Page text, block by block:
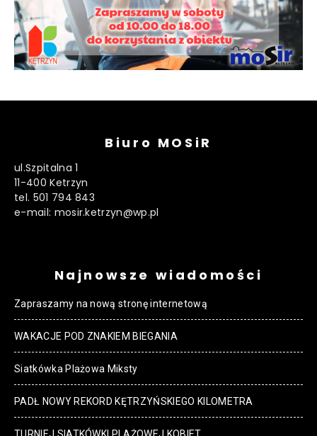
Biuro MOSiR
ul.Szpitalna 1
11-400 Ketrzyn
tel. 501 794 843
e-mail: mosir.ketrzyn@wp.pl
Najnowsze wiadomości
Zapraszamy na nową stronę internetową
WAKACJE POD ZNAKIEM BIEGANIA
Siatkówka Plażowa Miksty
PADŁ NOWY REKORD KĘTRZYŃSKIEGO KILOMETRA